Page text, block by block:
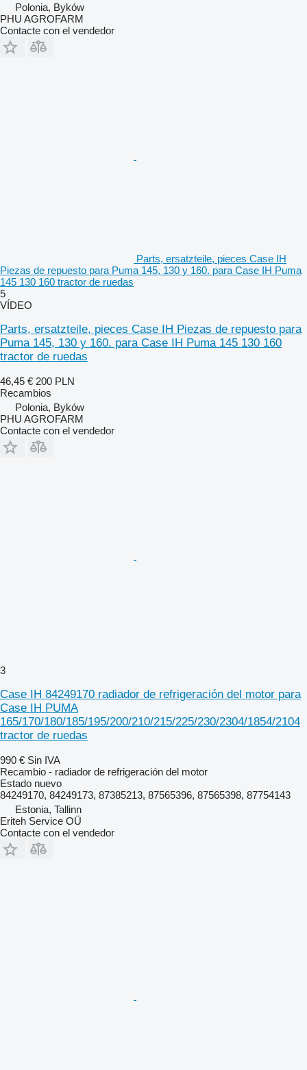
Polonia, Byków
PHU AGROFARM
Contacte con el vendedor
Parts, ersatzteile, pieces Case IH
Piezas de repuesto para Puma 145, 130 y 160. para Case IH Puma
145 130 160 tractor de ruedas
5
VÍDEO
Parts, ersatzteile, pieces Case IH Piezas de repuesto para
Puma 145, 130 y 160. para Case IH Puma 145 130 160
tractor de ruedas
46,45 € 200 PLN
Recambios
Polonia, Byków
PHU AGROFARM
Contacte con el vendedor
3
Case IH 84249170 radiador de refrigeración del motor para
Case IH PUMA
165/170/180/185/195/200/210/215/225/230/2304/1854/2104
tractor de ruedas
990 € Sin IVA
Recambio - radiador de refrigeración del motor
Estado nuevo
84249170, 84249173, 87385213, 87565396, 87565398, 87754143
Estonia, Tallinn
Eriteh Service OÜ
Contacte con el vendedor